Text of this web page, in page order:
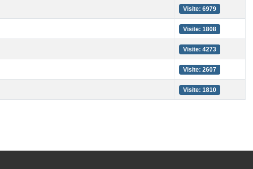
Visite: 6979
Visite: 1808
Visite: 4273
Visite: 2607
Visite: 1810